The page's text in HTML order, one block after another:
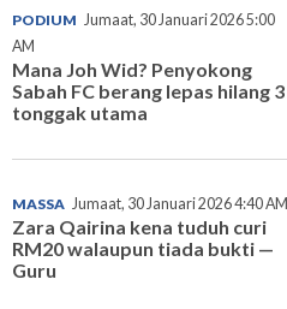
PODIUM Jumaat, 30 Januari 2026 5:00
AM
Mana Joh Wid? Penyokong
Sabah FC berang lepas hilang 3
tonggak utama
MASSA Jumaat, 30 Januari 2026 4:40 AM
Zara Qairina kena tuduh curi
RM20 walaupun tiada bukti —
Guru